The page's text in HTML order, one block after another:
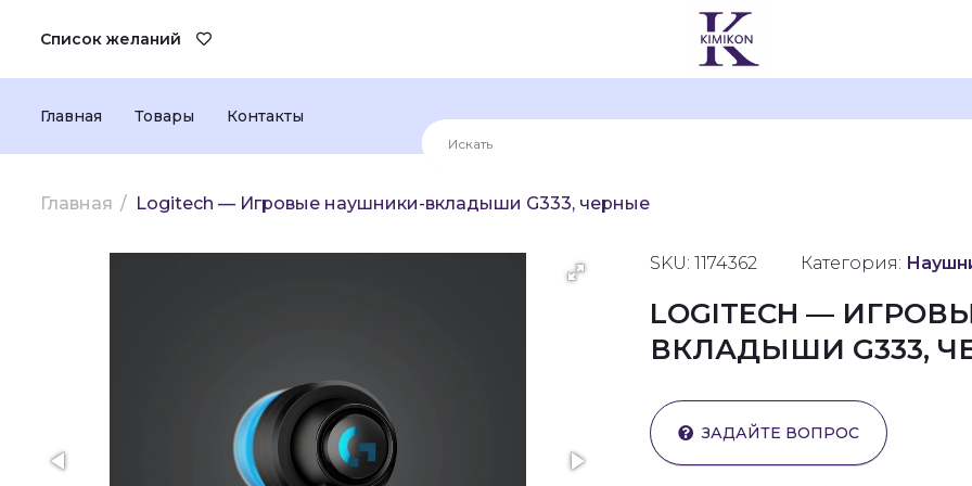
Список желаний
Главная Товары Контакты
Главная Logitech — Игровые наушники-вкладыши G333, черные
SKU: 1174362 Категория:
LOGITECH —
ВКЛАДЫШИ G333,
ЗАДАЙТЕ ВОПРОС